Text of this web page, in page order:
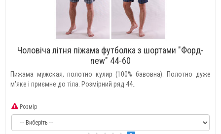
Чоловіча літня піжама футболка з шортами "Форд-
new" 44-60
Пижама мужская, полотно кулир (100% бавовна). Полотно дуже
м'яке і приємне до тіла. Розмірний ряд 44..
Розмір